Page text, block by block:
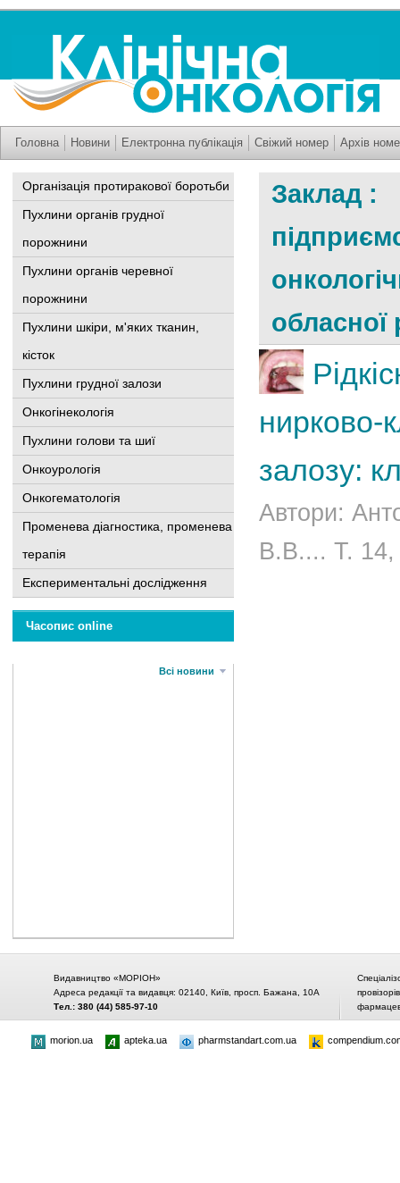
Головна Новини Електронна публікація Свіжий номер Архів
Організація протиракової боротьби
Пухлини органів грудної
порожнини
Пухлини органів черевної
порожнини
Пухлини шкіри, м'яких тканин,
кісток
Пухлини грудної залози
Онкогінекологія
Пухлини голови та шиї
Онкоурологія
Онкогематологія
Променева діагностика, променева
терапія
Експериментальні дослідження
Часопис online
Всі новини
Заклад :
обласної
нирково-
залозу:
Автори:
В.В.... Т.
Видавництво «МОРІОН»
Адреса редакції та видавця: 02140, Київ, просп. Бажана, 10А
Тел.: 380 (44) 585-97-10
morion.ua apteka.ua pharmstandart.com.ua